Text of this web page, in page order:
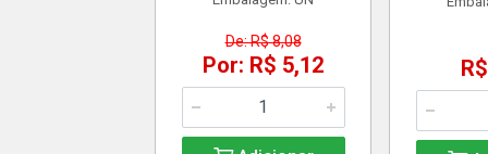
De: R$ 8,08
Por: R$ 5,12